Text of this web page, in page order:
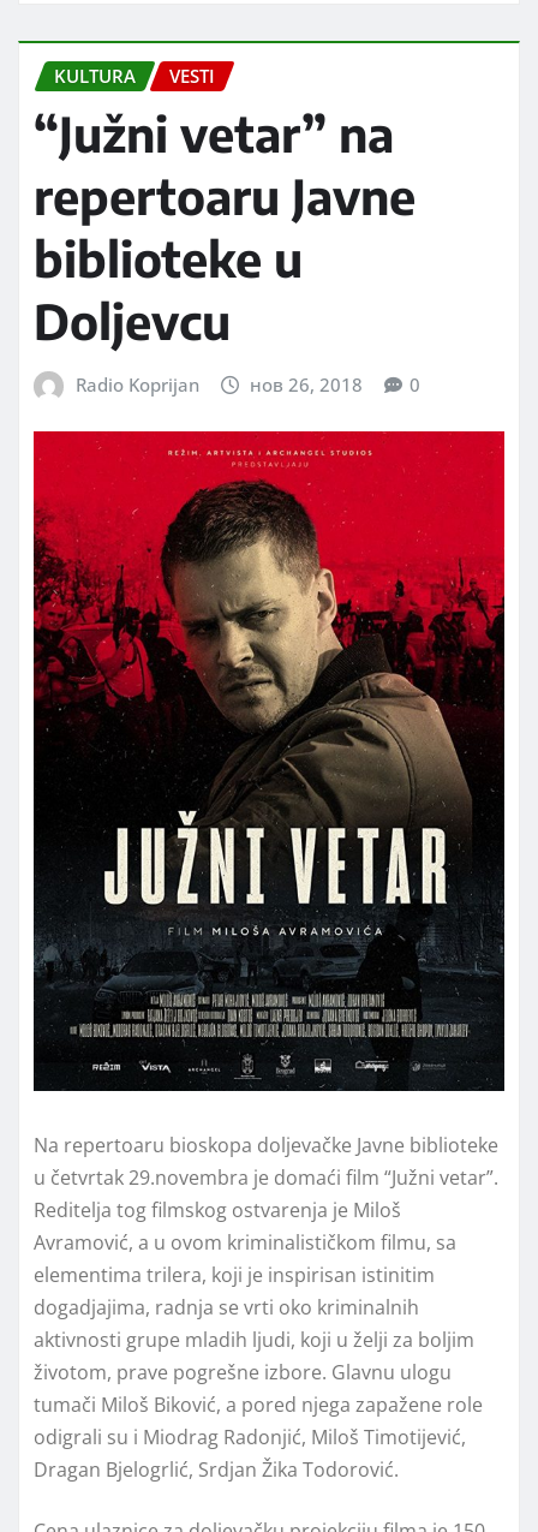
KULTURA VESTI
“Južni vetar” na
repertoaru Javne
biblioteke u
Doljevcu
Radio Koprijan нов 26, 2018 0
Na repertoaru bioskopa doljevačke Javne biblioteke
u četvrtak 29.novembra je domaći film “Južni vetar”.
Reditelja tog filmskog ostvarenja je Miloš
Avramović, a u ovom kriminalističkom filmu, sa
elementima trilera, koji je inspirisan istinitim
dogadjajima, radnja se vrti oko kriminalnih
aktivnosti grupe mladih ljudi, koji u želji za boljim
životom, prave pogrešne izbore. Glavnu ulogu
tumači Miloš Biković, a pored njega zapažene role
odigrali su i Miodrag Radonjić, Miloš Timotijević,
Dragan Bjelogrlić, Srdjan Žika Todorović.